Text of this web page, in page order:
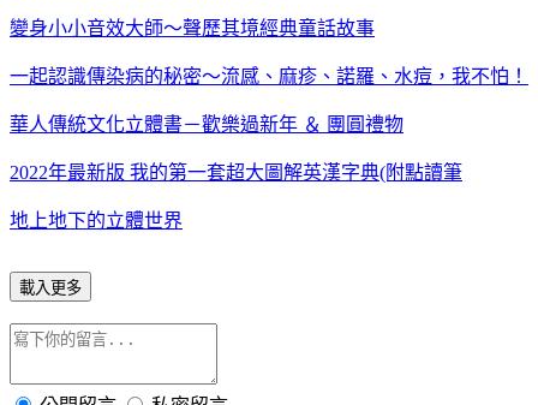
變身小小音效大師～聲歷其境經典童話故事
一起認識傳染病的秘密～流感、麻疹、諾羅、水痘，我不怕！
華人傳統文化立體書－歡樂過新年 ＆ 團圓禮物
2022年最新版 我的第一套超大圖解英漢字典(附點讀筆
地上地下的立體世界
載入更多